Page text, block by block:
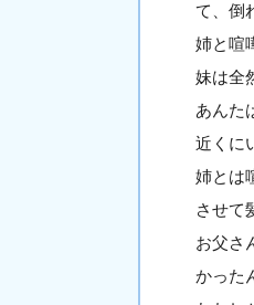
て、倒
姉と喧
妹は全
あんた
近くに
姉とは
させて
お父さ
かった